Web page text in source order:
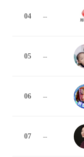
04 --
05 --
06 --
07 --